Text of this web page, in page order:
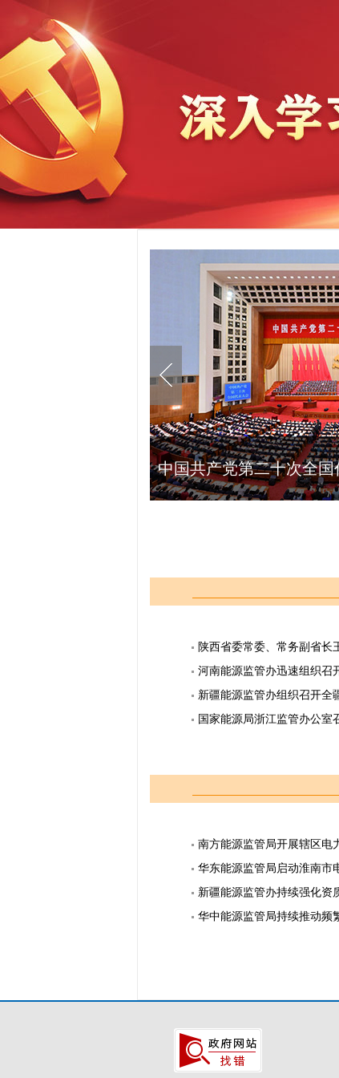
陕西省委常委、常务副省长
河南能源监管办迅速组织召
新疆能源监管办组织召开全
国家能源局浙江监管办公室
南方能源监管局开展辖区电
华东能源监管局启动淮南市
新疆能源监管办持续强化资
华中能源监管局持续推动频